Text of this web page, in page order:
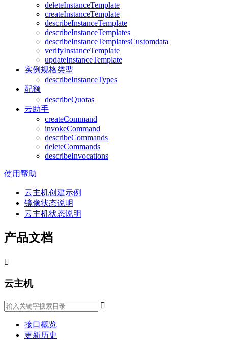
deleteInstanceTemplate
createInstanceTemplate
describeInstanceTemplate
describeInstanceTemplates
describeInstanceTemplatesCustomdata
verifyInstanceTemplate
updateInstanceTemplate
实例规格类型
describeInstanceTypes
配额
describeQuotas
云助手
createCommand
invokeCommand
describeCommands
deleteCommands
describeInvocations
使用帮助
云主机创建示例
镜像状态说明
云主机状态说明
产品文档

云主机

接口概览
更新历史